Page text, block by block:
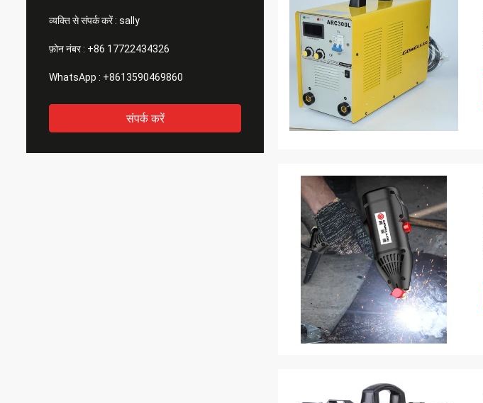
व्यक्ति से संपर्क करें : sally
फ़ोन नंबर : +86 17722434326
WhatsApp : +8613590469860
संपर्क करें